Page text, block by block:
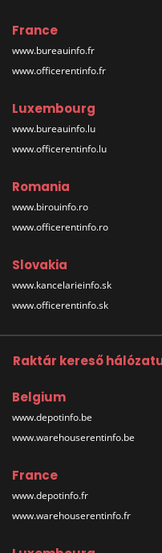
France
www.bureauinfo.fr
www.officerentinfo.fr
Luxembourg
www.bureauinfo.lu
www.officerentinfo.lu
Romania
www.birouinfo.ro
www.officerentinfo.ro
Slovakia
www.kancelarieinfo.sk
www.officerentinfo.sk
Raktár kereső
Belgium
www.depotinfo.be
www.warehouserentinfo.be
France
www.depotinfo.fr
www.warehouserentinfo.fr